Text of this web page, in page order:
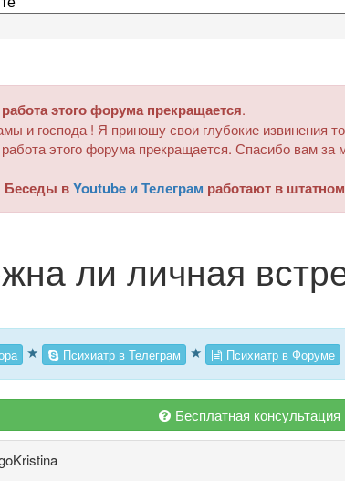
работа этого форума прекращается.
и господа ! Я приношу свои глубокие извинения
этого форума прекращается. Спасибо вам за
Беседы вYoutube и Телеграм работают в
ли личная
★ Психиатр в Телеграм ★ Психиатр в Форуме
Бесплатная консультация